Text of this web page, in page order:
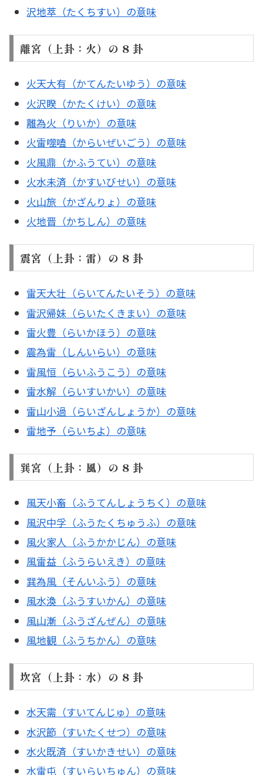
沢地萃（たくちすい）の意味
離宮（上卦：火）の 8 卦
火天大有（かてんたいゆう）の意味
火沢睽（かたくけい）の意味
離為火（りいか）の意味
火雷噬嗑（からいぜいごう）の意味
火風鼎（かふうてい）の意味
火水未済（かすいびせい）の意味
火山旅（かざんりょ）の意味
火地晋（かちしん）の意味
震宮（上卦：雷）の 8 卦
雷天大壮（らいてんたいそう）の意味
雷沢帰妹（らいたくきまい）の意味
雷火豊（らいかほう）の意味
震為雷（しんいらい）の意味
雷風恒（らいふうこう）の意味
雷水解（らいすいかい）の意味
雷山小過（らいざんしょうか）の意味
雷地予（らいちよ）の意味
巽宮（上卦：風）の 8 卦
風天小畜（ふうてんしょうちく）の意味
風沢中孚（ふうたくちゅうふ）の意味
風火家人（ふうかかじん）の意味
風雷益（ふうらいえき）の意味
巽為風（そんいふう）の意味
風水渙（ふうすいかん）の意味
風山漸（ふうざんぜん）の意味
風地観（ふうちかん）の意味
坎宮（上卦：水）の 8 卦
水天需（すいてんじゅ）の意味
水沢節（すいたくせつ）の意味
水火既済（すいかきせい）の意味
水雷屯（すいらいちゅん）の意味